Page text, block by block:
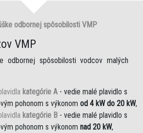
odbornej spôsobilosti VMP
VMP
odbornej spôsobilosti vodcov malých
kategórie A - vedie malé plavidlo s
pohonom s výkonom od 4 kW do 20 kW,
kategórie B - vedie malé plavidlo s
pohonom s výkonom nad 20 kW,